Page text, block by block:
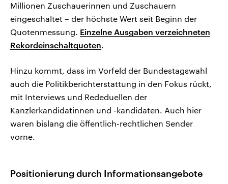
Millionen Zuschauerinnen und Zuschauern
eingeschaltet – der höchste Wert seit Beginn der
Quotenmessung. Einzelne Ausgaben verzeichneten
Rekordeinschaltquoten.
Hinzu kommt, dass im Vorfeld der Bundestagswahl
auch die Politikberichterstattung in den Fokus rückt,
mit Interviews und Rededuellen der
Kanzlerkandidatinnen und -kandidaten. Auch hier
waren bislang die öffentlich-rechtlichen Sender
vorne.
Positionierung durch Informationsangebote